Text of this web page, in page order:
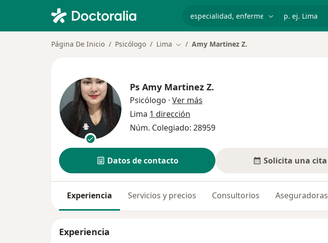
Página De Inicio Psicólogo Lima Cambiar de ciudad
Amy Martinez Z.
Ps Amy Martinez Z.
Psicólogo · Ver más
Lima 1 dirección
Núm. Colegiado: 28959
Datos de contacto Solicita una cita
Experiencia Servicios y precios Consultorios Aseguradoras
Experiencia